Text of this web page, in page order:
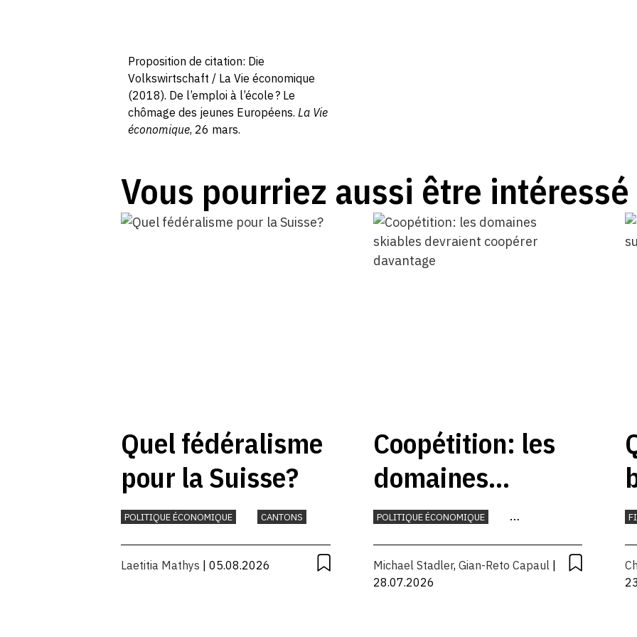
Proposition de citation: Die
Volkswirtschaft / La Vie économique
(2018). De l’emploi à l’école ? Le
chômage des jeunes Européens. La Vie
économique, 26 mars.
Vous pourriez aussi être
Quel fédéralisme
pour la Suisse?
POLITIQUE ÉCONOMIQUE CANTONS
Laetitia Mathys | 05.08.2026
Coopétition: les
domaines
skiables
devraient
coopérer
POLITIQUE ÉCONOMIQUE
Michael Stadler, Gian-Reto Capaul |
28.07.2026